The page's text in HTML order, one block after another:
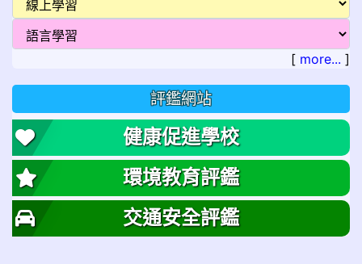
[ more... ]
評鑑網站
健康促進學校
環境教育評鑑
交通安全評鑑